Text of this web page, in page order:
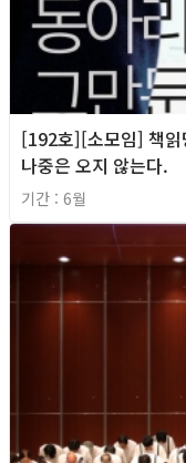
[192호][소모임] 책읽
나중은 오지 않는다.
기간 : 6월